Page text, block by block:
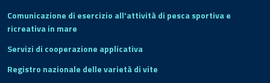
Comunicazione di esercizio all'attività di pesca sportiva e
ricreativa in mare
Servizi di cooperazione applicativa
Registro nazionale delle varietà di vite